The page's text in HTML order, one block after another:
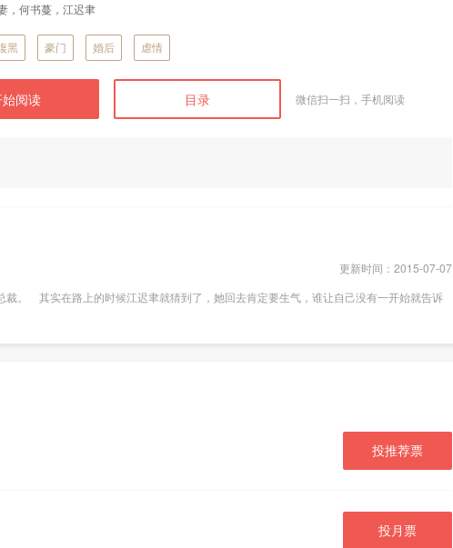
，何书蔓，江迟聿
黑 豪门 婚后 虐情
阅读 目录 微信扫一扫，手机阅读
更新时间：2015-07-07
。 其实在路上的时候江迟聿就猜到了，她回去肯定要生气，谁让自己没有一开始就告诉
投推荐票
投月票